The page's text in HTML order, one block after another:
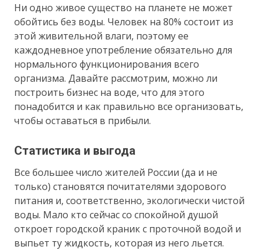
Ни одно живое существо на планете не может
обойтись без воды. Человек на 80% состоит из
этой живительной влаги, поэтому ее
каждодневное употребление обязательно для
нормального функционирования всего
организма. Давайте рассмотрим, можно ли
построить бизнес на воде, что для этого
понадобится и как правильно все организовать,
чтобы оставаться в прибыли.
Статистика и выгода
Все большее число жителей России (да и не
только) становятся почитателями здорового
питания и, соответственно, экологически чистой
воды. Мало кто сейчас со спокойной душой
откроет городской краник с проточной водой и
выпьет ту жидкость, которая из него льется.